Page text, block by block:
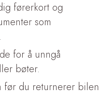
førerkort og
som
for å unngå
bøter.
før du returnerer bilen